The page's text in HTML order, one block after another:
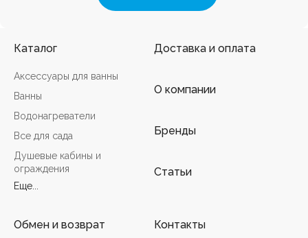
Каталог
Аксессуары для ванны
Ванны
Водонагреватели
Все для сада
Душевые кабины и
ограждения
Еще...
Доставка и оплата
О компании
Бренды
Статьи
Обмен и возврат
Контакты